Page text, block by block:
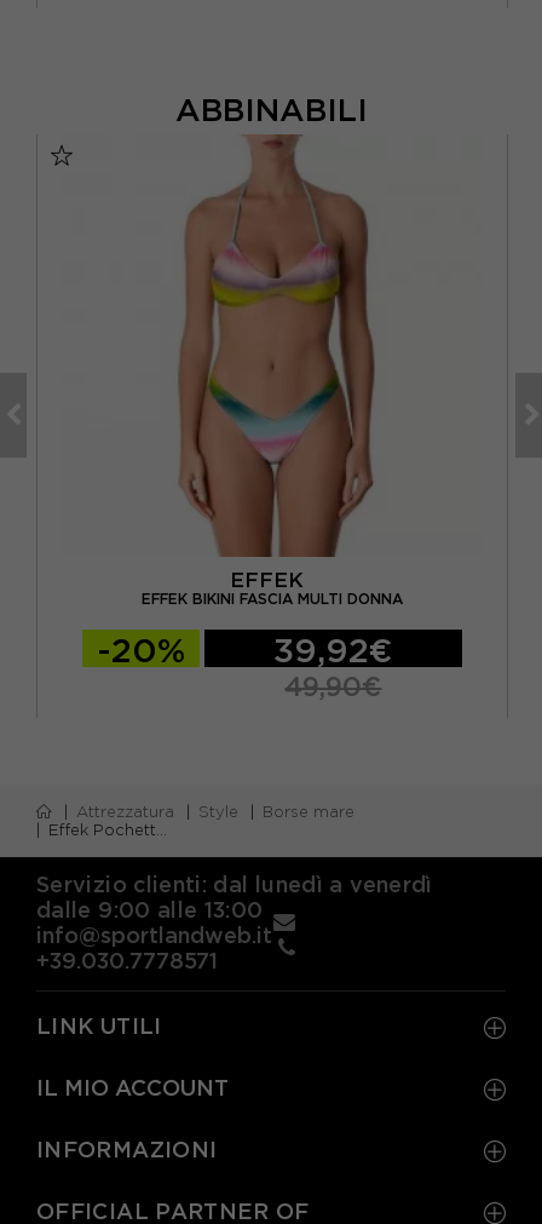
ABBINABILI
EFFEK
EFFEK BIKINI FASCIA MULTI DONNA
-20% 39,92€
49,90€
Attrezzatura Style
Borse mare
Effek Pochette Mare Fantasia Haway Azzurro
Servizio clienti: dal lunedì a venerdì
dalle 9:00 alle 13:00
info@sportlandweb.it
+39.030.7778571
LINK UTILI
IL MIO ACCOUNT
INFORMAZIONI
OFFICIAL PARTNER OF